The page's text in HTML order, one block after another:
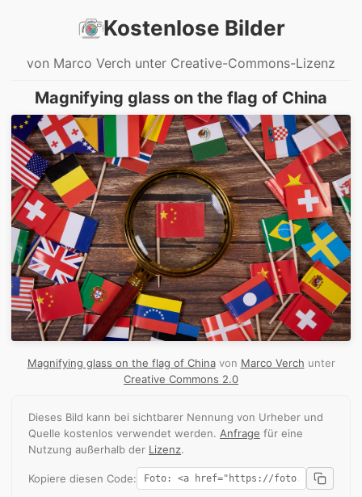
Kostenlose Bilder
von Marco Verch unter Creative-Commons-Lizenz
Magnifying glass on the flag of China
Magnifying glass on the flag of Chinavon Marco Verch unter
Creative Commons 2.0
Dieses Bild kann bei sichtbarer Nennung von Urheber und
Quelle kostenlos verwendet werden. Anfrage für eine
Nutzung außerhalb der Lizenz.
Kopiere diesen Code: